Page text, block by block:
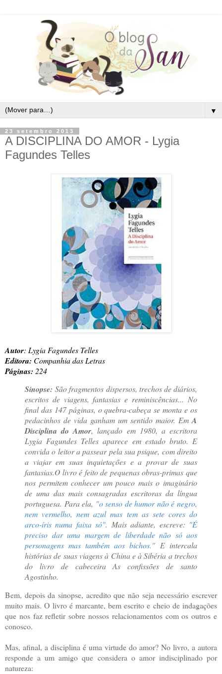
▼
23 setembro 2013
A DISCIPLINA DO AMOR - Lygia
Fagundes Telles
Autor: Lygia Fagundes Telles
Editora: Companhia das Letras
Páginas: 224
Sinopse:São fragmentos dispersos, trechos de diários,
escritos de viagens, fantasias e reminiscências... No
final das 147 páginas, o quebra-cabeça se monta e os
pedacinhos de vida ganham um sentido maior. EmA
Disciplina do Amor, lançado em 1980, a escritora
Lygia Fagundes Telles aparece em estado bruto. E
convida o leitor a passear pela sua psique, com direito
a viajar em suas inquietações e a provar de suas
fantasias.O livro é feito de pequenas obras-primas que
nos permitem conhecer um pouco mais o imaginário
de uma das mais consagradas escritoras da língua
portuguesa. Para ela, "o senso de humor não é negro,
nem vermelho, nem azul mas tem as sete cores do
arco-íris numa faixa só".Mais adiante, escreve: "É
preciso dar uma margem de liberdade não só aos
personagens mas também aos bichos." E intercala
histórias de suas viagens à China e à Sibéria a trechos
do livro de cabeceira As confissões de santo
Agostinho.
Bem, depois da sinopse, acredito que não seja necessário escrever
muito mais. O livro é marcante, bem escrito e cheio de indagações
que nos faz refletir sobre nossos relacionamentos com os outros e
conosco.
Mas, afinal, a disciplina é uma virtude do amor? No livro, a autora
responde a um amigo que considera o amor indisciplinado por
natureza: